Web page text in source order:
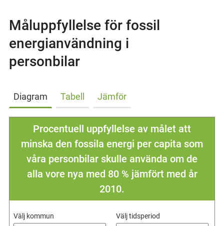
Måluppfyllelse för fossil
energianvändning i
personbilar
Diagram Tabell Jämför
Procentuell uppfyllelse av målet att
minska den fossila energi per capita som
våra personbilar skulle använda om de
alla vore nya med 80 % jämfört med år
2010.
Välj kommun Välj tidsperiod